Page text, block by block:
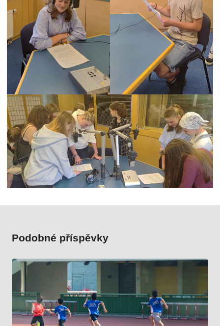
Podobné příspěvky